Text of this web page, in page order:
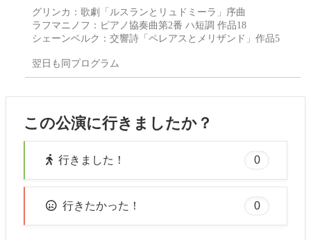
グリンカ：歌劇「ルスランとリュドミーラ」序曲
ラフマニノフ：ピアノ協奏曲第2番 ハ短調 作品18
シェーンベルク：交響詩「ペレアスとメリザンド」作品5
翌日も同プログラム
この公演に行きましたか？
行きました！ 0
行きたかった！ 0